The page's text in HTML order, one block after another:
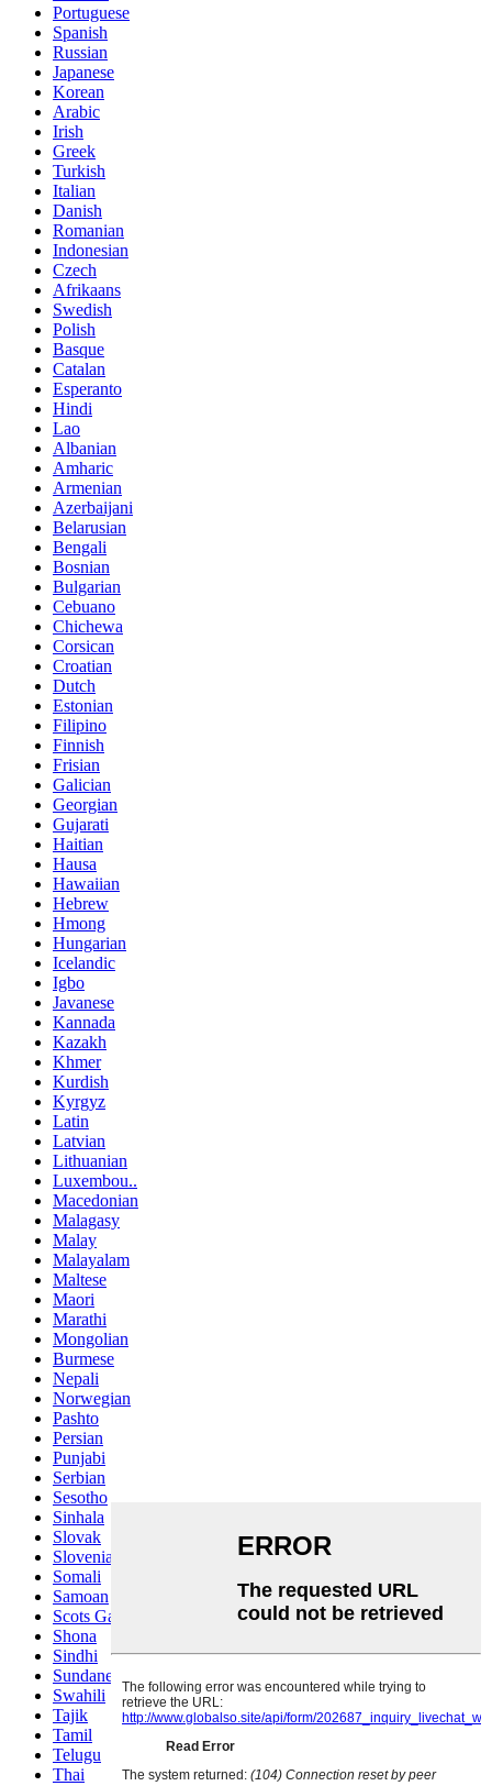
Portuguese
Spanish
Russian
Japanese
Korean
Arabic
Irish
Greek
Turkish
Italian
Danish
Romanian
Indonesian
Czech
Afrikaans
Swedish
Polish
Basque
Catalan
Esperanto
Hindi
Lao
Albanian
Amharic
Armenian
Azerbaijani
Belarusian
Bengali
Bosnian
Bulgarian
Cebuano
Chichewa
Corsican
Croatian
Dutch
Estonian
Filipino
Finnish
Frisian
Galician
Georgian
Gujarati
Haitian
Hausa
Hawaiian
Hebrew
Hmong
Hungarian
Icelandic
Igbo
Javanese
Kannada
Kazakh
Khmer
Kurdish
Kyrgyz
Latin
Latvian
Lithuanian
Luxembou..
Macedonian
Malagasy
Malay
Malayalam
Maltese
Maori
Marathi
Mongolian
Burmese
Nepali
Norwegian
Pashto
Persian
Punjabi
Serbian
Sesotho
Sinhala
Slovak
Slovenian
Somali
Samoan
Scots Gaelic
Shona
Sindhi
Sundanese
Swahili
Tajik
Tamil
Telugu
Thai